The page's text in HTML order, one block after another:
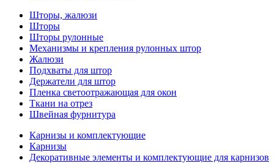
Шторы, жалюзи
Шторы
Шторы рулонные
Механизмы и крепления рулонных штор
Жалюзи
Подхваты для штор
Держатели для штор
Пленка светоотражающая для окон
Ткани на отрез
Швейная фурнитура
Карнизы и комплектующие
Карнизы
Декоративные элементы и комплектующие для карнизов